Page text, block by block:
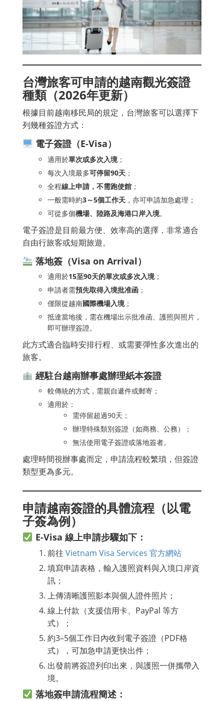
台灣旅客可申請的越南觀光簽證
種類（2026年更新）
根據目前越南移民局的規定，台灣旅客可以選擇下
列幾種簽證方式：
電子簽證（E-Visa）
適用於單次或多次入境 ；
每次入境最多可停留90天 ；
全程線上申請，不需跑使館 ；
一般需時約3～5個工作天 ，亦可申請加急處理；
可從多個機場、陸路及海港口岸入境。
電子簽證是目前最方便、效率高的選擇，非常適合
自由行旅客或短期旅遊。
落地簽（Visa on Arrival）
適用於15至90天的單次或多次入境 ；
申請者需預先取得入境批准函 ；
僅限從越南國際機場入境 ；
抵達當地後，需在機場出示批准函、護照與照片，
即可辦理簽證。
此方式適合臨時安排行程、或需要彈性多次進出的
旅客。
經駐台越南辦事處辦理紙本簽證
較傳統的方式，需親自遞件或郵寄；
適用於：
需停留超過90天；
辦理特殊類別簽證（如商務、公務）；
無法使用電子簽證或落地簽者。
處理時間視辦事處而定，申請流程較繁瑣，但簽證
類型更為多元。
申請越南簽證的具體流程（以電
子簽為例）
E-Visa 線上申請步驟如下：
前往 Vietnam Visa Services 官方網站
填寫申請表格，輸入護照資料與入境口岸資
訊；
上傳清晰護照影本與個人證件照片；
線上付款（支援信用卡、PayPal 等方
式）；
約3–5個工作日內收到電子簽證（PDF格
式），可加急申請更快出件；
出發前將簽證列印出來，與護照一併攜帶入
境。
落地簽申請流程簡述：